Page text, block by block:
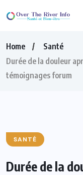
Home
Santé
Durée de la douleur
témoignages forum
SANTÉ
Durée de la